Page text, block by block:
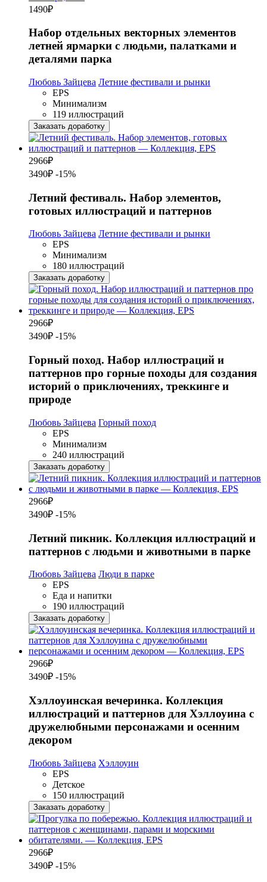
1490₽
Набор отдельных векторных элементов
летней ярмарки с людьми, палатками и
деталями парка
Любовь Зайцева Летние фестивали и рынки
EPS
Минимализм
119 иллюстраций
Заказать доработку
2966₽
3490₽ -15%
Летний фестиваль. Набор элементов,
готовых иллюстраций и паттернов
Любовь Зайцева Летние фестивали и рынки
EPS
Минимализм
180 иллюстраций
Заказать доработку
2966₽
3490₽ -15%
Горный поход. Набор иллюстраций и
паттернов про горные походы для создания
историй о приключениях, треккинге и
природе
Любовь Зайцева Горный поход
EPS
Минимализм
240 иллюстраций
Заказать доработку
2966₽
3490₽ -15%
Летний пикник. Коллекция иллюстраций и
паттернов с людьми и животными в парке
Любовь Зайцева Люди в парке
EPS
Еда и напитки
190 иллюстраций
Заказать доработку
2966₽
3490₽ -15%
Хэллоуинская вечеринка. Коллекция
иллюстраций и паттернов для Хэллоуина с
дружелюбными персонажами и осенним
декором
Любовь Зайцева Хэллоуин
EPS
Детское
150 иллюстраций
Заказать доработку
2966₽
3490₽ -15%